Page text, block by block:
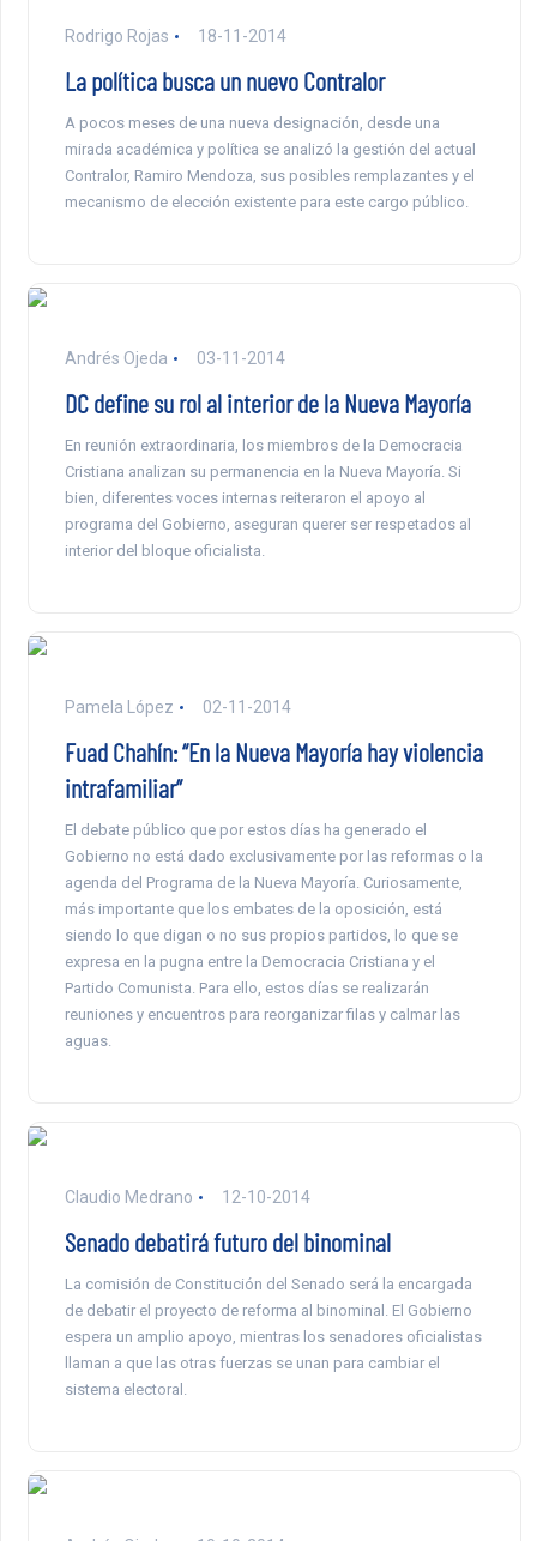
Rodrigo Rojas 18-11-2014
La política busca un nuevo Contralor
A pocos meses de una nueva designación, desde una
mirada académica y política se analizó la gestión del actual
Contralor, Ramiro Mendoza, sus posibles remplazantes y el
mecanismo de elección existente para este cargo público.
Andrés Ojeda 03-11-2014
DC define su rol al interior de la Nueva Mayoría
En reunión extraordinaria, los miembros de la Democracia
Cristiana analizan su permanencia en la Nueva Mayoría. Si
bien, diferentes voces internas reiteraron el apoyo al
programa del Gobierno, aseguran querer ser respetados al
interior del bloque oficialista.
Pamela López 02-11-2014
Fuad Chahín: “En la Nueva Mayoría hay violencia
intrafamiliar”
El debate público que por estos días ha generado el
Gobierno no está dado exclusivamente por las reformas o la
agenda del Programa de la Nueva Mayoría. Curiosamente,
más importante que los embates de la oposición, está
siendo lo que digan o no sus propios partidos, lo que se
expresa en la pugna entre la Democracia Cristiana y el
Partido Comunista. Para ello, estos días se realizarán
reuniones y encuentros para reorganizar filas y calmar las
aguas.
Claudio Medrano 12-10-2014
Senado debatirá futuro del binominal
La comisión de Constitución del Senado será la encargada
de debatir el proyecto de reforma al binominal. El Gobierno
espera un amplio apoyo, mientras los senadores oficialistas
llaman a que las otras fuerzas se unan para cambiar el
sistema electoral.